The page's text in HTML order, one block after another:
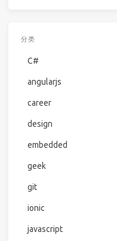
分类
C#
angularjs
career
design
embedded
geek
git
ionic
javascript